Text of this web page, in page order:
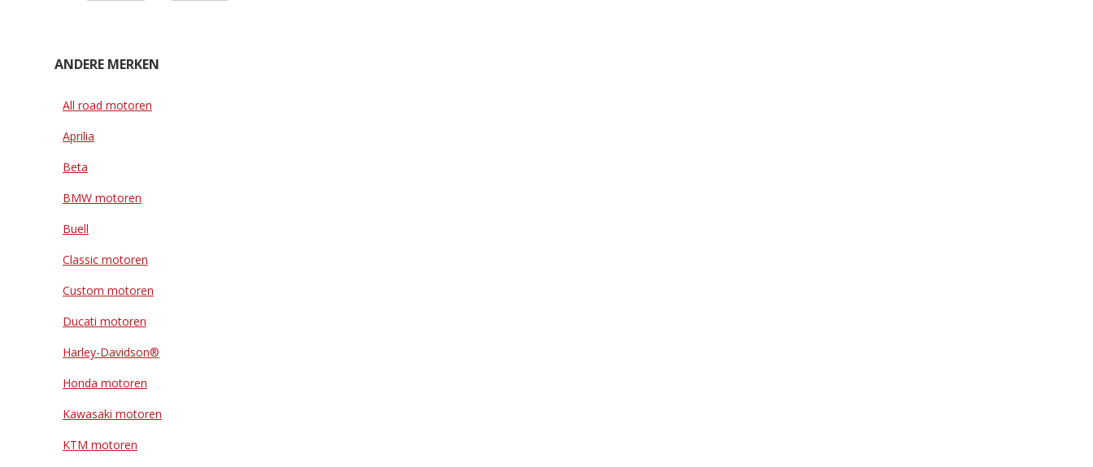
ANDERE MERKEN
All road motoren
Aprilia
Beta
BMW motoren
Buell
Classic motoren
Custom motoren
Ducati motoren
Harley-Davidson®
Honda motoren
Kawasaki motoren
KTM motoren